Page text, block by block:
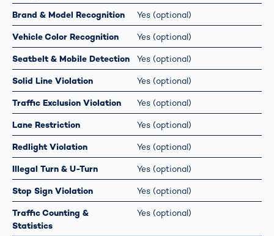
Brand & Model Recognition Yes (optional)
Vehicle Color Recognition Yes (optional)
Seatbelt & Mobile Detection Yes (optional)
Solid Line Violation Yes (optional)
Traffic Exclusion Violation Yes (optional)
Lane Restriction Yes (optional)
Redlight Violation Yes (optional)
Illegal Turn & U-Turn Yes (optional)
Stop Sign Violation Yes (optional)
Traffic Counting &
Statistics
Yes (optional)